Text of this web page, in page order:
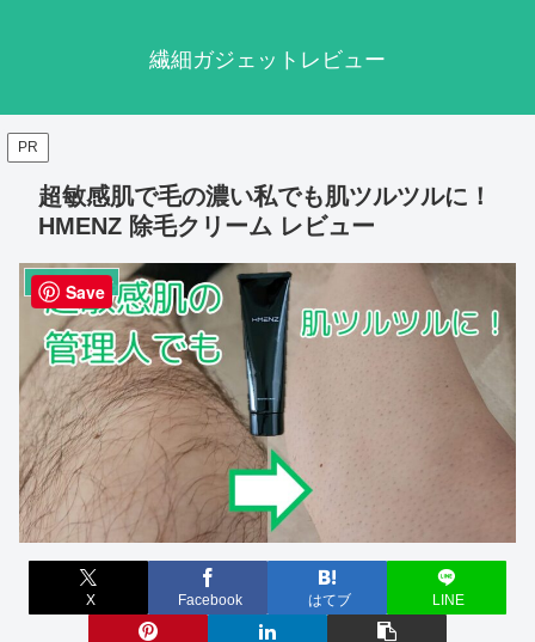
繊細ガジェットレビュー
PR
超敏感肌で毛の濃い私でも肌ツルツルに！
HMENZ 除毛クリーム レビュー
ライフスタイル
X Facebook はてブ LINE
Save